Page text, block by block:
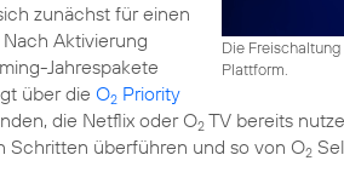
Die
Plattform.
zunächst für einen
Aktivierung
Jahrespakete
über die O2 Priority
die Netflix oder O2 TV bereits
Schritten überführen und so von O2